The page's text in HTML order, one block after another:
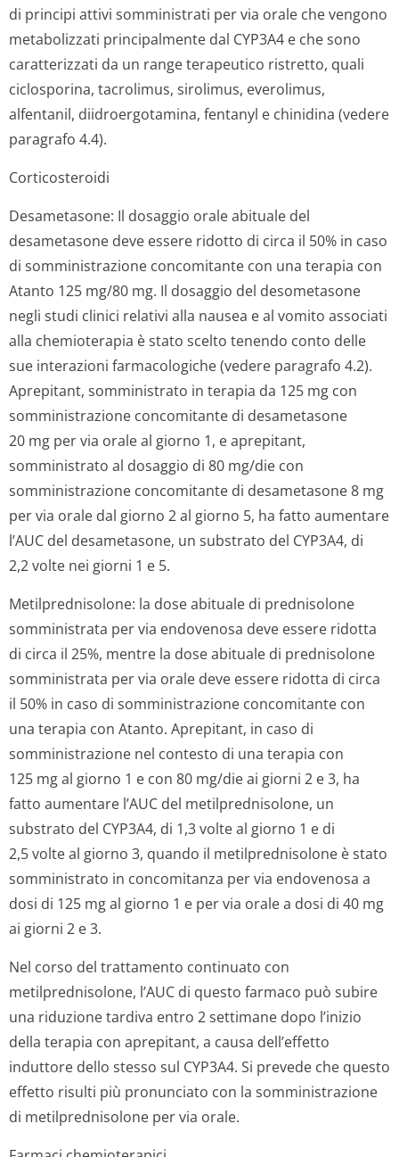
di principi attivi somministrati per via orale che vengono
metabolizzati principalmente dal CYP3A4 e che sono
caratterizzati da un range terapeutico ristretto, quali
ciclosporina, tacrolimus, sirolimus, everolimus,
alfentanil, diidroergotamina, fentanyl e chinidina (vedere
paragrafo 4.4).
Corticosteroidi
Desametasone: Il dosaggio orale abituale del
desametasone deve essere ridotto di circa il 50% in caso
di somministrazione concomitante con una terapia con
Atanto 125 mg/80 mg. Il dosaggio del desometasone
negli studi clinici relativi alla nausea e al vomito associati
alla chemioterapia è stato scelto tenendo conto delle
sue interazioni farmacologiche (vedere paragrafo 4.2).
Aprepitant, somministrato in terapia da 125 mg con
somministrazione concomitante di desametasone
20 mg per via orale al giorno 1, e aprepitant,
somministrato al dosaggio di 80 mg/die con
somministrazione concomitante di desametasone 8 mg
per via orale dal giorno 2 al giorno 5, ha fatto aumentare
l’AUC del desametasone, un substrato del CYP3A4, di
2,2 volte nei giorni 1 e 5.
Metilprednisolone: la dose abituale di prednisolone
somministrata per via endovenosa deve essere ridotta
di circa il 25%, mentre la dose abituale di prednisolone
somministrata per via orale deve essere ridotta di circa
il 50% in caso di somministrazione concomitante con
una terapia con Atanto. Aprepitant, in caso di
somministrazione nel contesto di una terapia con
125 mg al giorno 1 e con 80 mg/die ai giorni 2 e 3, ha
fatto aumentare l’AUC del metilprednisolone, un
substrato del CYP3A4, di 1,3 volte al giorno 1 e di
2,5 volte al giorno 3, quando il metilprednisolone è stato
somministrato in concomitanza per via endovenosa a
dosi di 125 mg al giorno 1 e per via orale a dosi di 40 mg
ai giorni 2 e 3.
Nel corso del trattamento continuato con
metilprednisolone, l’AUC di questo farmaco può subire
una riduzione tardiva entro 2 settimane dopo l’inizio
della terapia con aprepitant, a causa dell’effetto
induttore dello stesso sul CYP3A4. Si prevede che questo
effetto risulti più pronunciato con la somministrazione
di metilprednisolone per via orale.